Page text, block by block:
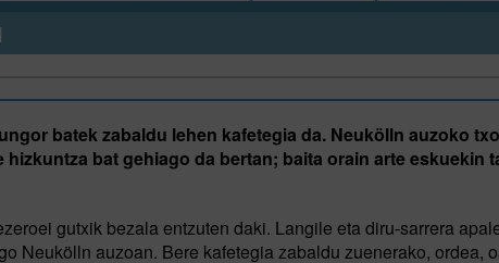
batek zabaldu lehen kafetegia da. Neukölln auzoko
bat gehiago da bertan; baita orain arte eskuekin
gutxik bezala entzuten daki. Langile eta diru-sarrera
Neukölln auzoan. Bere kafetegia zabaldu zuenerako, ordea,